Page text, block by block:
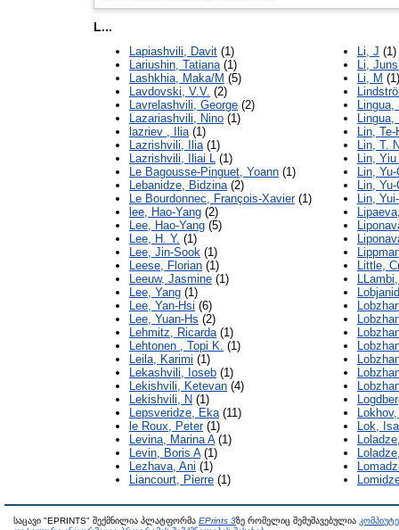
L...
Lapiashvili, Davit (1)
Lariushin, Tatiana(1)
Lashkhia, Maka/M (5)
Lavdovski, V.V. (2)
Lavrelashvili, George (2)
Lazariashvili, Nino (1)
lazriev , Ilia(1)
Lazrishvili, Ilia(1)
Lazrishvili, Iliai L (1)
Le Bagousse-Pinguet, Yoann (1)
Lebanidze, Bidzina(2)
Le Bourdonnec, François-Xavier(1)
lee, Hao-Yang (2)
Lee, Hao-Yang (5)
Lee, H. Y. (1)
Lee, Jin-Sook (1)
Leese, Florian (1)
Leeuw, Jasmine (1)
Lee, Yang (1)
Lee, Yan-Hsi (6)
Lee, Yuan-Hs (2)
Lehmitz, Ricarda(1)
Lehtonen , Topi K. (1)
Leila, Karimi (1)
Lekashvili, Ioseb (1)
Lekishvili, Ketevan (4)
Lekishvili, N (1)
Lepsveridze, Eka(11)
le Roux, Peter(1)
Levina, Marina A(1)
Levin, Boris A(1)
Lezhava, Ani (1)
Liancourt, Pierre (1)
Li, J (1)
Li,
Li, M (1)
Lingua,
Lingua,
Lin, Te-
Lin, T.
Lin,
Lin,
Lin, Yu-
Lin,
Little,
Lok, Isa
საცავი "EPRINTS" შექმნილია პლატფორმა EPrints 3ზე რომელიც შემუშავებულია